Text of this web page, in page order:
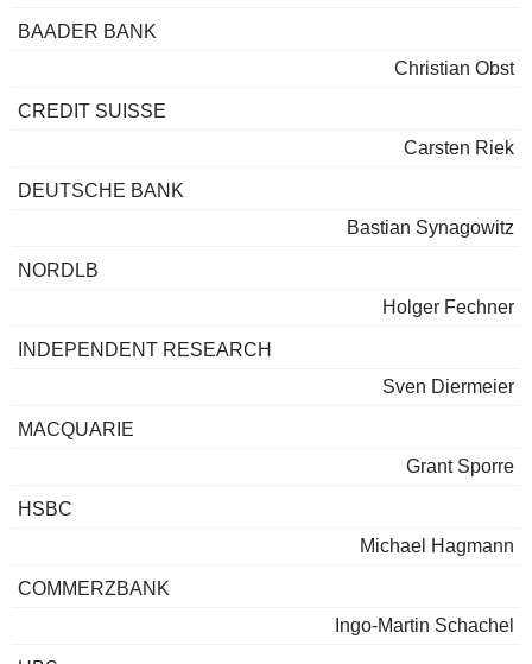
BAADER BANK
Christian Obst
CREDIT SUISSE
Carsten Riek
DEUTSCHE BANK
Bastian Synagowitz
NORDLB
Holger Fechner
INDEPENDENT RESEARCH
Sven Diermeier
MACQUARIE
Grant Sporre
HSBC
Michael Hagmann
COMMERZBANK
Ingo-Martin Schachel